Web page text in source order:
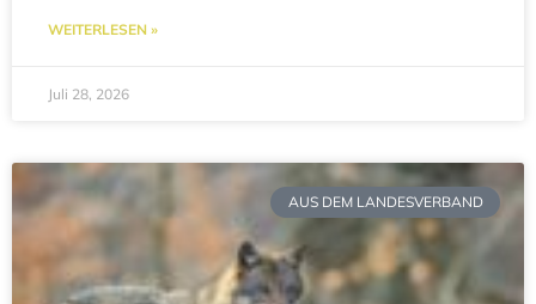
WEITERLESEN »
Juli 28, 2026
AUS DEM LANDESVERBAND